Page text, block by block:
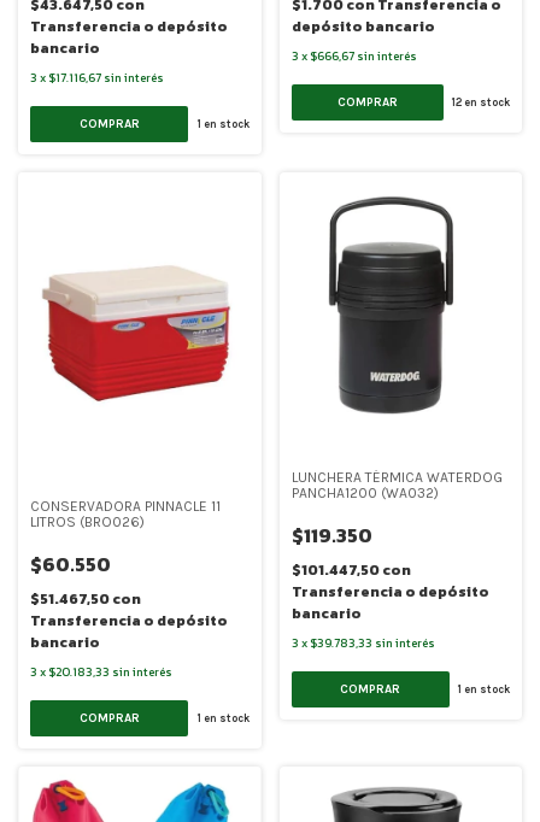
$43.647,50con
Transferencia o depósito
bancario
3 x $17.116,67 sin interés
COMPRAR 1 en stock
$1.700conTransferencia o
depósito bancario
3 x $666,67 sin interés
COMPRAR 12 en stock
CONSERVADORA PINNACLE 11
LITROS (BRO026)
$60.550
$51.467,50con
Transferencia o depósito
bancario
3 x $20.183,33 sin interés
COMPRAR 1 en stock
LUNCHERA TÉRMICA WATERDOG
PANCHA1200 (WA032)
$119.350
$101.447,50con
Transferencia o depósito
bancario
3 x $39.783,33 sin interés
COMPRAR 1 en stock